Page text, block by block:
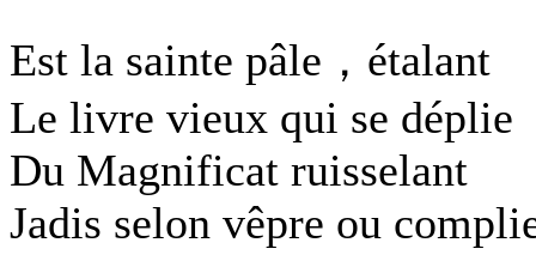
Est la sainte pâle，étalant
Le livre vieux qui se déplie
Du Magnificat ruisselant
Jadis selon vêpre ou